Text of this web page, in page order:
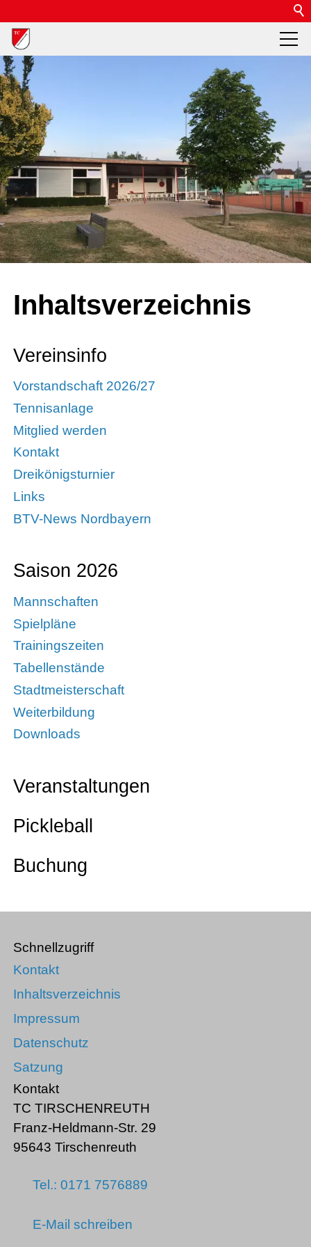
Inhaltsverzeichnis
Vereinsinfo
Vorstandschaft 2026/27
Tennisanlage
Mitglied werden
Kontakt
Dreikönigsturnier
Links
BTV-News Nordbayern
Saison 2026
Mannschaften
Spielpläne
Trainingszeiten
Tabellenstände
Stadtmeisterschaft
Weiterbildung
Downloads
Veranstaltungen
Pickleball
Buchung
Schnellzugriff
Kontakt
Inhaltsverzeichnis
Impressum
Datenschutz
Satzung
Kontakt
TC TIRSCHENREUTH
Franz-Heldmann-Str. 29
95643 Tirschenreuth
Tel.: 0171 7576889
E-Mail schreiben